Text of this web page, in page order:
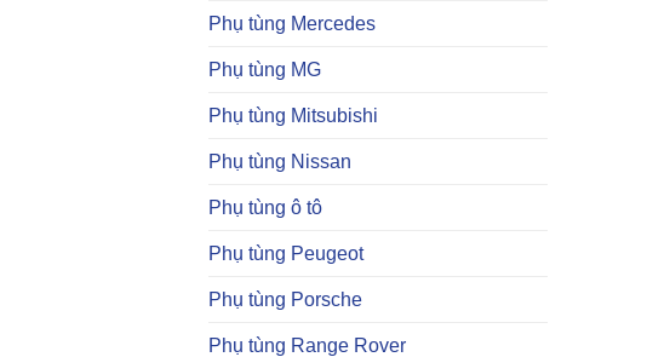
Phụ tùng Mercedes
Phụ tùng MG
Phụ tùng Mitsubishi
Phụ tùng Nissan
Phụ tùng ô tô
Phụ tùng Peugeot
Phụ tùng Porsche
Phụ tùng Range Rover